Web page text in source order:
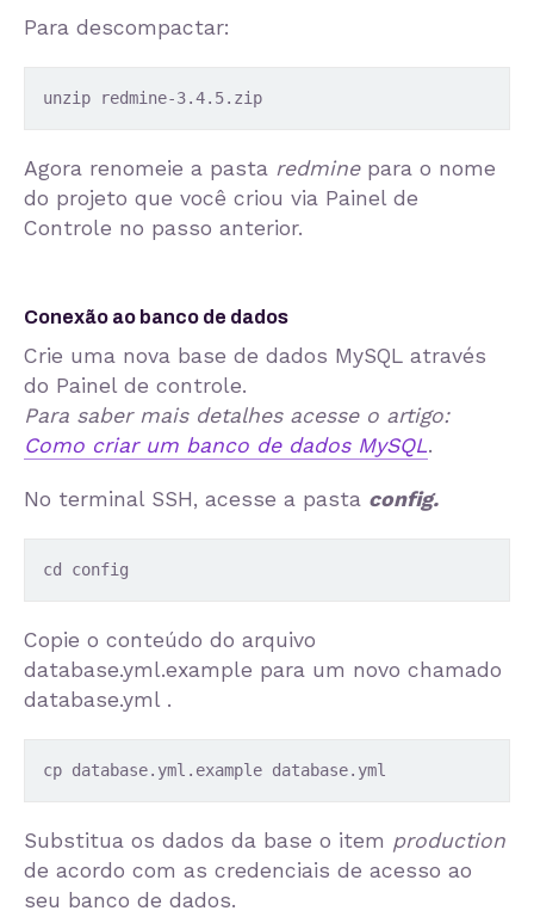
Para descompactar:
unzip redmine-3.4.5.zip
Agora renomeie a pasta redminepara o nome
do projeto que você criou via Painel de
Controle no passo anterior.
Conexão ao banco de dados
Crie uma nova base de dados MySQL através
do Painel de controle.
Para saber mais detalhes acesse o artigo:
Como criar um banco de dados MySQL.
No terminal SSH, acesse a pasta config.
cd config
Copie o conteúdo do arquivo
database.yml.example para um novo chamado
database.yml .
cp database.yml.example database.yml
Substitua os dados da base o item production
de acordo com as credenciais de acesso ao
seu banco de dados.